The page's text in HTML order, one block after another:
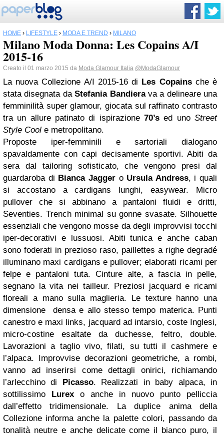
HOME › LIFESTYLE › MODA E TREND › MILANO
Milano Moda Donna: Les Copains A/I
2015-16
Creato il 01 marzo 2015 da Moda Glamour Italia @ModaGlamour
La nuova Collezione A/I 2015-16 di Les Copainsche è
stata disegnata daStefania Bandierava a delineare una
femminilità super glamour, giocata sul raffinato contrasto
tra un allure patinato di ispirazione70’s ed unoStreet
Style Cool e metropolitano.
Proposte iper-femminili e sartoriali dialogano
spavaldamente con capi decisamente sportivi. Abiti da
sera dal tailoring sofisticato, che vengono presi dal
guardaroba di Bianca Jaggero Ursula Andress, i quali
si accostano a cardigans lunghi, easywear. Micro
pullover che si abbinano a pantaloni fluidi e dritti,
Seventies. Trench minimal su gonne svasate. Silhouette
essenziali che vengono mosse da degli improvvisi tocchi
iper-decorativi e lussuosi. Abiti tunica e anche caban
sono foderati in prezioso raso, paillettes a righe degradé
illuminano maxi cardigans e pullover; elaborati ricami per
felpe e pantaloni tuta. Cinture alte, a fascia in pelle,
segnano la vita nei tailleur. Preziosi jacquard e ricami
floreali a mano sulla maglieria.
Le texture hanno una
dimensione densa e allo stesso tempo materica. Punti
canestro e maxi links, jacquard ad intarsio, coste Inglesi,
micro-costine esaltate da duchesse, feltro, double.
Lavorazioni a taglio vivo, filati, su tutti il cashmere e
l’alpaca. Improvvise decorazioni geometriche, a rombi,
vanno ad inserirsi come dettagli onirici, richiamando
l’arlecchino di Picasso. Realizzati in baby alpaca, in
sottilissimo Lurex o anche in nuovo punto pelliccia
dall’effetto tridimensionale. La duplice anima della
Collezione informa anche la palette colori, passando da
tonalità neutre e anche delicate come il bianco puro, il